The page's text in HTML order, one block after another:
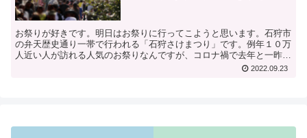
お祭りが好きです。明日はお祭りに行ってこようと思います。石狩市
の弁天歴史通り一帯で行われる「石狩さけまつり」です。例年１０万
人近い人が訪れる人気のお祭りなんですが、コロナ禍で去年と一昨年
は開催されませんでした。今年2022年は、縮小開催では... 2022.09.23